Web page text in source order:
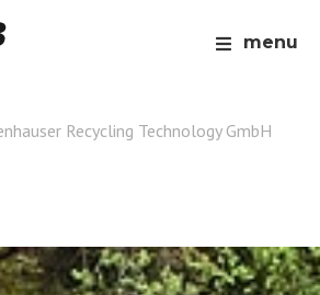
menu
Recycling Technology GmbH